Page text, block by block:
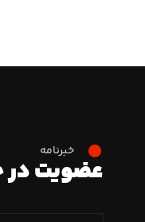
خبرنامه
عضویت در